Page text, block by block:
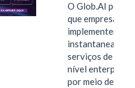
O Glob.AI
que empresas
implementem
serviços de IA de
nível enterprise
por meio de um